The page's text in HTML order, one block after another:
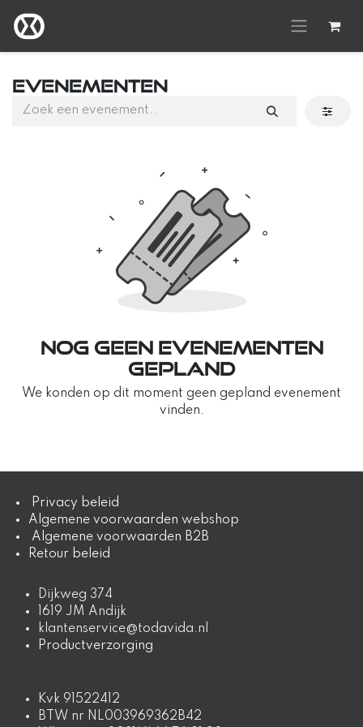
Evenementen
Nog geen evenementen
gepland
We konden op dit moment geen gepland evenement
vinden.
​​​​​​​​​​​​​​​ Privac​y​ ​​​b​e​l​e​i​d
Algemene voorwaarden webshop
Algemene voorwaarden B2B
Retour beleid
Dijkweg 374
1619 JM Andijk
klantenservice@todavida.nl
Productverzorging
Kvk 91522412
BTW nr NL003969362B42